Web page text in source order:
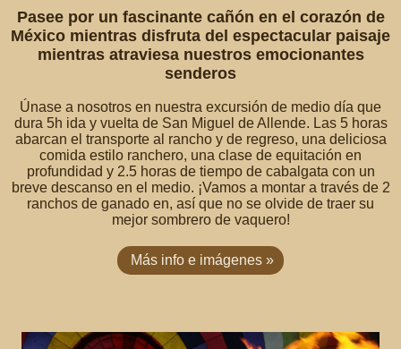
Pasee por un fascinante cañón en el corazón de
México mientras disfruta del espectacular paisaje
mientras atraviesa nuestros emocionantes
senderos
Únase a nosotros en nuestra excursión de medio día que
dura 5h ida y vuelta de San Miguel de Allende. Las 5 horas
abarcan el transporte al rancho y de regreso, una deliciosa
comida estilo ranchero, una clase de equitación en
profundidad y 2.5 horas de tiempo de cabalgata con un
breve descanso en el medio. ¡Vamos a montar a través de 2
ranchos de ganado en, así que no se olvide de traer su
mejor sombrero de vaquero!
Más info e imágenes »